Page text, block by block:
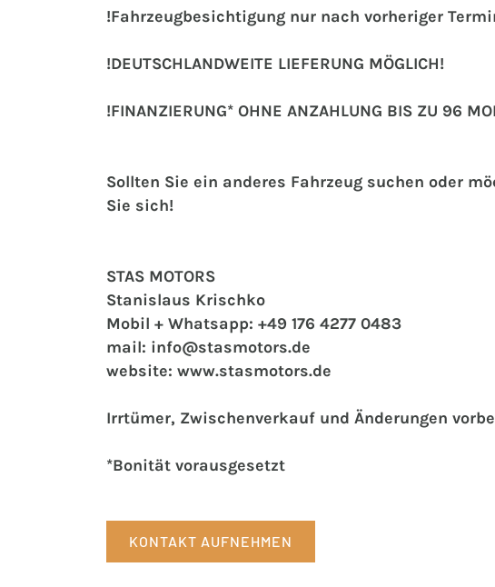
!Fahrzeugbesichtigung nur nach vorheriger
!DEUTSCHLANDWEITE LIEFERUNG MÖGLICH!
!FINANZIERUNG* OHNE ANZAHLUNG BIS ZU 96
Sollten Sie ein anderes Fahrzeug suchen oder
Sie sich!
STAS MOTORS
Stanislaus Krischko
Mobil + Whatsapp: +49 176 4277 0483
mail: info@stasmotors.de
website: www.stasmotors.de
Irrtümer, Zwischenverkauf und Änderungen
*Bonität vorausgesetzt
KONTAKT AUFNEHMEN